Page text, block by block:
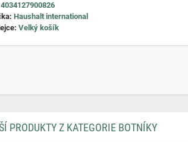
4034127900826
Haushalt international
Velký košík
PRODUKTY Z KATEGORIE BOTNÍKY